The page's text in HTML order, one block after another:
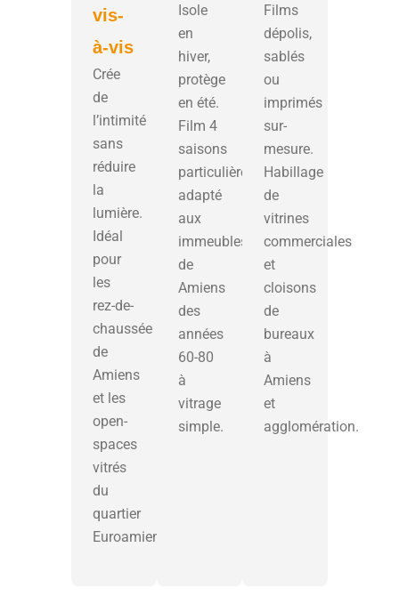
vis-
à-vis
Crée
de
l’intimité
sans
réduire
la
lumière.
Idéal
pour
les
rez-de-
chaussée
de
Amiens
et les
open-
spaces
vitrés
du
quartier
Euroamiens.
Isole
en
hiver,
protège
en été.
Film 4
saisons
particulièrement
adapté
aux
immeubles
de
Amiens
des
années
60-80
à
vitrage
simple.
Films
dépolis,
sablés
ou
imprimés
sur-
mesure.
Habillage
de
vitrines
commerciales
et
cloisons
de
bureaux
à
Amiens
et
agglomération.